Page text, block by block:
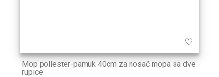
Mop poliester-pamuk 40cm za nosač mopa sa dve
rupice